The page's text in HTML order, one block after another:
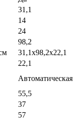
31,1
14
24
98,2
31,1х98,2х22,1
22,1
Автоматическая
55,5
37
57